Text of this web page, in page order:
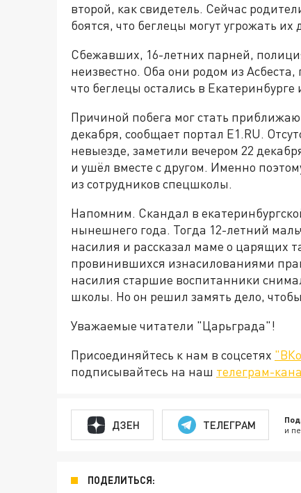
второй, как свидетель. Сейчас
боятся, что беглецы могут угрожать их
Сбежавших, 16-летних парней,
неизвестно. Оба они родом из
что беглецы остались в
Причиной побега мог стать
декабря, сообщает портал E1.RU.
невыезде, заметили вечером 22
и ушёл вместе с другом. Именно
из сотрудников спецшколы.
Напомним. Скандал в
нынешнего года. Тогда 12-летний
насилия и рассказал маме о царящих
провинившихся изнасилованиями
насилия старшие воспитанники
школы. Но он решил замять дело,
Уважаемые читатели "Царьграда"!
Присоединяйтесь к нам в соцсетях
подписывайтесь на наш телеграм-
ДЗЕН ТЕЛЕГРАМ и
ПОДЕЛИТЬСЯ: